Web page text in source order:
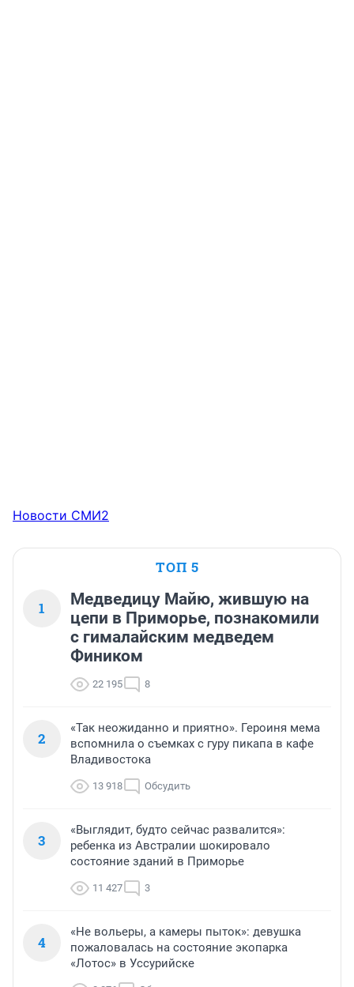
Новости СМИ2
ТОП 5
1
Медведицу Майю, жившую на
цепи в Приморье, познакомили
с гималайским медведем
Фиником
22 195 8
2
«Так неожиданно и приятно». Героиня мема
вспомнила о съемках с гуру пикапа в кафе
Владивостока
13 918 Обсудить
3
«Выглядит, будто сейчас развалится»:
ребенка из Австралии шокировало
состояние зданий в Приморье
11 427 3
4
«Не вольеры, а камеры пыток»: девушка
пожаловалась на состояние экопарка
«Лотос» в Уссурийске